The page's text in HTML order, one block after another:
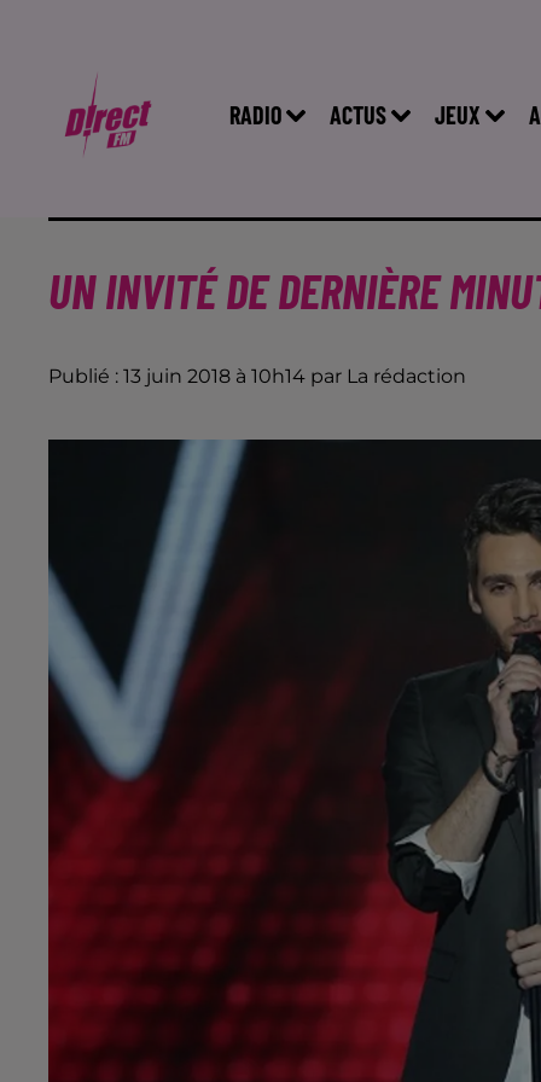
RADIO ACTUS JEUX
UN INVITÉ DE DERNIÈRE
Publié : 13 juin 2018 à 10h14 par La rédaction